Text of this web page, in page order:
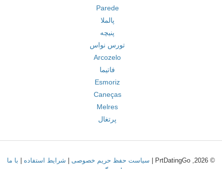
Parede
پالملا
پنیچه
تورس نواس
Arcozelo
فاتیما
Esmoriz
Caneças
Melres
پرتغال
© 2026, PrtDatingGo | سیاست حفظ حریم خصوصی شرایط استفاده
با ما